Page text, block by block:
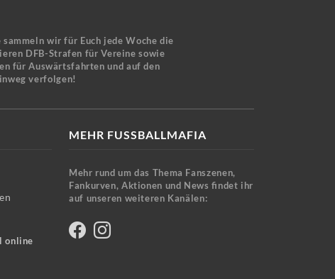
wir für Euch jede Woche die
DFB-Strafen für Vereine sowie
für Auswärtsfahrten und auf den
verfolgen!
online
MEHR FUSSBALLMAFIA
Mehr rund um das Thema Fanszenen,
Fankurven, Aktionen und News findet ihr
auf unseren weiteren Kanälen: